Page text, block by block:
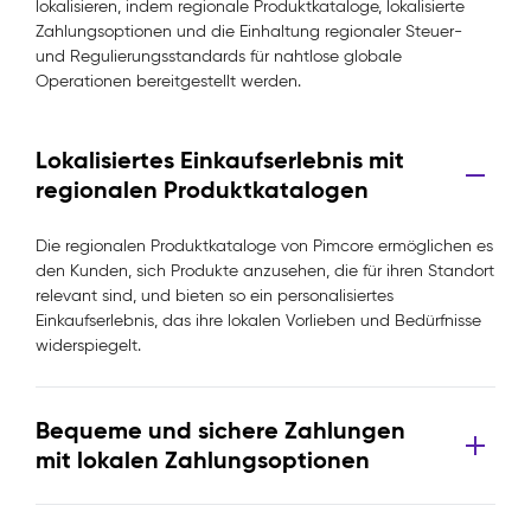
lokalisieren, indem regionale Produktkataloge, lokalisierte
Zahlungsoptionen und die Einhaltung regionaler Steuer-
und Regulierungsstandards für nahtlose globale
Operationen bereitgestellt werden.
Lokalisiertes Einkaufserlebnis mit
regionalen Produktkatalogen
Die regionalen Produktkataloge von Pimcore ermöglichen es
den Kunden, sich Produkte anzusehen, die für ihren Standort
relevant sind, und bieten so ein personalisiertes
Einkaufserlebnis, das ihre lokalen Vorlieben und Bedürfnisse
widerspiegelt.
Bequeme und sichere Zahlungen
mit lokalen Zahlungsoptionen